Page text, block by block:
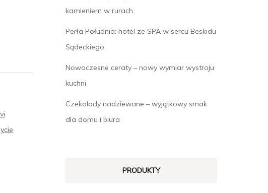
kamieniem w rurach
Perła Południa: hotel ze SPA w sercu Beskidu
Sądeckiego
Nowoczesne ceraty – nowy wymiar wystroju
kuchni
Czekolady nadziewane – wyjątkowy smak
dla domu i biura
PRODUKTY